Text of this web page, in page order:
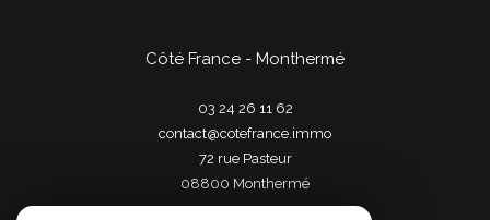
Côté France - Monthermé
03 24 26 11 62
contact@cotefrance.immo
72 rue Pasteur
08800
monthermé